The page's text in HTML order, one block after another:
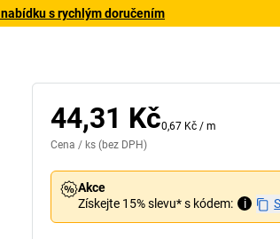
s rychlým doručením
S lepicí páskou (příslušenství)
44,31 Kč0,67 Kč /m
Cena / ks (bez DPH)
Akce
Získejte 15% slevu* s kódem:
i